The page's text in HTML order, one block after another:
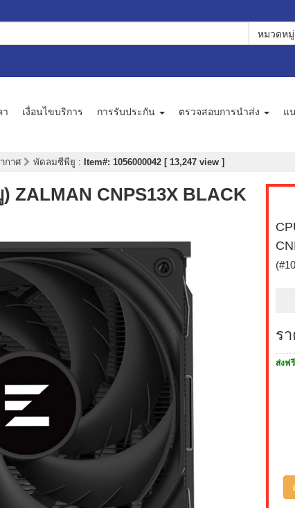
หมวดห
เงื่อนไขบริการ การรับประกัน ตรวจสอบการนำส่ง แ
กาศ พัดลมซีพียู : Item#: 1056000042 [ 13,247 view ]
ZALMAN CNPS13X BLACK
ร
ส่งฟรี